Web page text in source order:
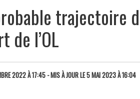
trajectoire
de l’OL
2022 À 17:45 - MIS À JOUR LE 5 MAI 2023 À 16:04